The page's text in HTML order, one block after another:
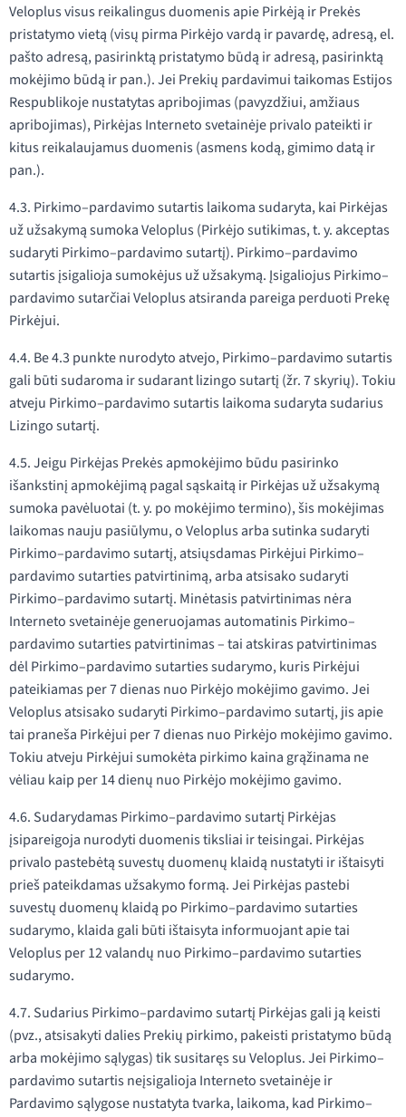
Veloplus visus reikalingus duomenis apie Pirkėją ir Prekės
pristatymo vietą (visų pirma Pirkėjo vardą ir pavardę, adresą, el.
pašto adresą, pasirinktą pristatymo būdą ir adresą, pasirinktą
mokėjimo būdą ir pan.). Jei Prekių pardavimui taikomas Estijos
Respublikoje nustatytas apribojimas (pavyzdžiui, amžiaus
apribojimas), Pirkėjas Interneto svetainėje privalo pateikti ir
kitus reikalaujamus duomenis (asmens kodą, gimimo datą ir
pan.).
4.3. Pirkimo–pardavimo sutartis laikoma sudaryta, kai Pirkėjas
už užsakymą sumoka Veloplus (Pirkėjo sutikimas, t. y. akceptas
sudaryti Pirkimo–pardavimo sutartį). Pirkimo–pardavimo
sutartis įsigalioja sumokėjus už užsakymą. Įsigaliojus Pirkimo–
pardavimo sutarčiai Veloplus atsiranda pareiga perduoti Prekę
Pirkėjui.
4.4. Be 4.3 punkte nurodyto atvejo, Pirkimo–pardavimo sutartis
gali būti sudaroma ir sudarant lizingo sutartį (žr. 7 skyrių). Tokiu
atveju Pirkimo–pardavimo sutartis laikoma sudaryta sudarius
Lizingo sutartį.
4.5. Jeigu Pirkėjas Prekės apmokėjimo būdu pasirinko
išankstinį apmokėjimą pagal sąskaitą ir Pirkėjas už užsakymą
sumoka pavėluotai (t. y. po mokėjimo termino), šis mokėjimas
laikomas nauju pasiūlymu, o Veloplus arba sutinka sudaryti
Pirkimo–pardavimo sutartį, atsiųsdamas Pirkėjui Pirkimo–
pardavimo sutarties patvirtinimą, arba atsisako sudaryti
Pirkimo–pardavimo sutartį. Minėtasis patvirtinimas nėra
Interneto svetainėje generuojamas automatinis Pirkimo–
pardavimo sutarties patvirtinimas – tai atskiras patvirtinimas
dėl Pirkimo–pardavimo sutarties sudarymo, kuris Pirkėjui
pateikiamas per 7 dienas nuo Pirkėjo mokėjimo gavimo. Jei
Veloplus atsisako sudaryti Pirkimo–pardavimo sutartį, jis apie
tai praneša Pirkėjui per 7 dienas nuo Pirkėjo mokėjimo gavimo.
Tokiu atveju Pirkėjui sumokėta pirkimo kaina grąžinama ne
vėliau kaip per 14 dienų nuo Pirkėjo mokėjimo gavimo.
4.6. Sudarydamas Pirkimo–pardavimo sutartį Pirkėjas
įsipareigoja nurodyti duomenis tiksliai ir teisingai. Pirkėjas
privalo pastebėtą suvestų duomenų klaidą nustatyti ir ištaisyti
prieš pateikdamas užsakymo formą. Jei Pirkėjas pastebi
suvestų duomenų klaidą po Pirkimo–pardavimo sutarties
sudarymo, klaida gali būti ištaisyta informuojant apie tai
Veloplus per 12 valandų nuo Pirkimo–pardavimo sutarties
sudarymo.
4.7. Sudarius Pirkimo–pardavimo sutartį Pirkėjas gali ją keisti
(pvz., atsisakyti dalies Prekių pirkimo, pakeisti pristatymo būdą
arba mokėjimo sąlygas) tik susitaręs su Veloplus. Jei Pirkimo–
pardavimo sutartis neįsigalioja Interneto svetainėje ir
Pardavimo sąlygose nustatyta tvarka, laikoma, kad Pirkimo–